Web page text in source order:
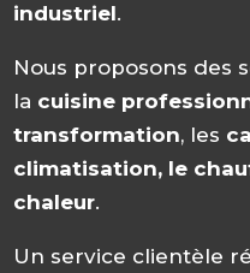
industriel.
Nous proposons des
la cuisine
transformation, les
climatisation, le
chaleur.
Un service clientèle